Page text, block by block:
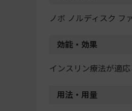
ノボ ノルディスク フ
効能・効果
インスリン療法が適
用法・用量